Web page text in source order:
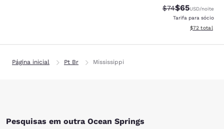
Tarifa anterior
$74Tarifa com
$65USD/noite
Tarifa para sócio
Exibir
$72 total
Página inicial Pt Br Mississippi
Pesquisas em outra Ocean Springs